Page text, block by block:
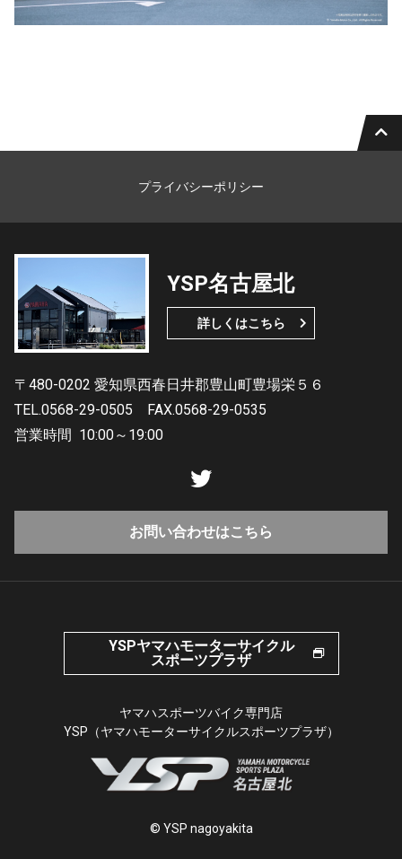
プライバシーポリシー
YSP名古屋北
詳しくはこちら
〒480-0202 愛知県西春日井郡豊山町豊場栄５６
TEL.0568-29-0505
FAX.0568-29-0535
営業時間 10:00～19:00
お問い合わせはこちら
YSPヤマハモーターサイクル
スポーツプラザ
ヤマハスポーツバイク専門店
YSP（ヤマハモーターサイクルスポーツプラザ）
© YSP nagoyakita